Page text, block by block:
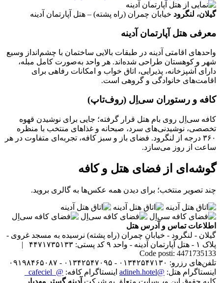
گیلان، لنگرود خیابان چمران (راه پشته) – هتل آپارتمان آدینه
معرفی هتل آپارتمان آدینه
واحدهای اقامتی آدینه در طبقات بالایی ساختمان با چشم‌انداز وسیع
شهر و کوهستان طراحی شده‌اند. هر واحد به‌صورت کامل مبله،
دارای آشپزخانه، پذیرایی، اتاق خواب و امکانات رفاهی برای
اقامت‌های خانوادگی و گروهی است.
کافه و رستوران سی‌اِل (روف‌تاپ)
کافه سی‌اِل روی بام هتل قرار گرفته؛ جایی برای نوشیدن قهوه
تخصصی، نوشیدنی‌های سرد، صبحانه و غذاهای منتخب با منظره
۳۶۰ درجه از لنگرود. فضای باز و سبز کافه، تجربه‌ای متفاوت در هر
ساعت از روز می‌سازد.
گوشه‌ای از فضای هتل و کافه
چند تصویر منتخب؛ برای دیدن همه عکس‌ها به گالری بروید.
اطلاعات تماس و آدرس هتل
گیلان - لنگرود - خیابان چمران (راه پشته) نرسیده به مسجد غروی -
پلاک ۱ - هتل آپارتمان آدینه - واحد ۹
کد پستی: ۴۴۷۱۷۳۵۱۳۳ |
Code posti: 4471735133
تلفن‌های رزرو: ۰۱۳۴۲۵۴۷۱۳۰ - ۰۱۳۴۲۵۴۷۰۹۵ - ۰۹۱۹۸۴۶۵۰۸۷
اینستاگرام هتل: @adineh.hotel اینستاگرام کافه: @_cafeciel_
کلیه حقوق این وب‌سایت متعلق به شرکت آدینه گستر مهدیار